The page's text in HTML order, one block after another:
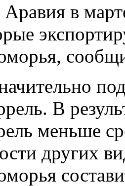
Аравия в
В
меньше
других